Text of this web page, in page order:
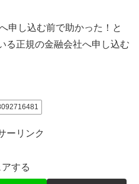
申し込む前で助かった！と
る正規の金融会社へ申し込む
ーリンク
アする